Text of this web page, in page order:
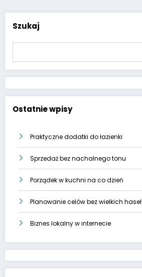
Szukaj
Ostatnie wpisy
Praktyczne dodatki do łazienki
Sprzedaż bez nachalnego tonu
Porządek w kuchni na co dzień
Planowanie celów bez wielkich haseł
Biznes lokalny w internecie